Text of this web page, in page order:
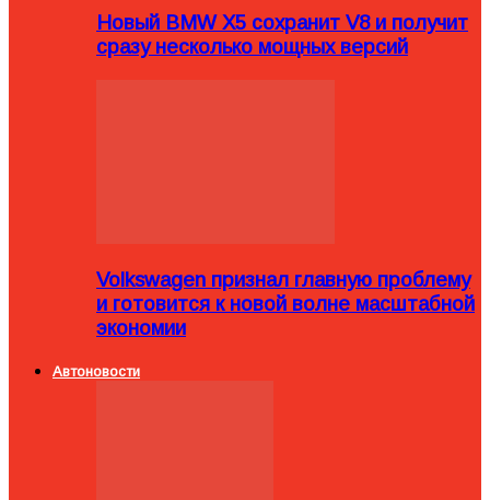
Новый BMW X5 сохранит V8 и получит
сразу несколько мощных версий
Volkswagen признал главную проблему
и готовится к новой волне масштабной
экономии
Автоновости